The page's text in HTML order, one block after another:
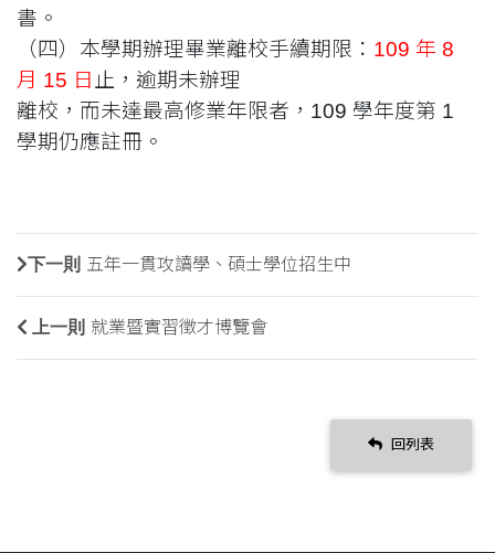
書。
（四）本學期辦理畢業離校手續期限： 109 年 8
月 15 日 止，逾期未辦理
離校，而未達最高修業年限者，109 學年度第 1
學期仍應註冊。
下一則 五年一貫攻讀學、碩士學位招生中
上一則 就業暨實習徵才博覽會
回列表